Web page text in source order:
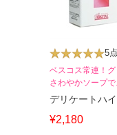
5点
ベスコス常連！
さわやかソープ
デリケートハ
¥2,180